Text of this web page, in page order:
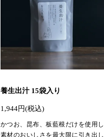
養生出汁 15袋入り
1,944円(税込)
かつお、昆布、板藍根だけを使用し
素材のおいしさを最大限に引き出し